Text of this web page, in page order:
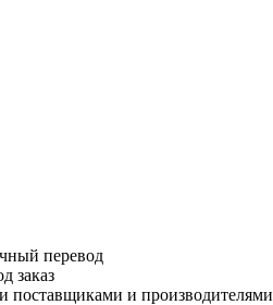
перевод
заказ
поставщиками и производителями